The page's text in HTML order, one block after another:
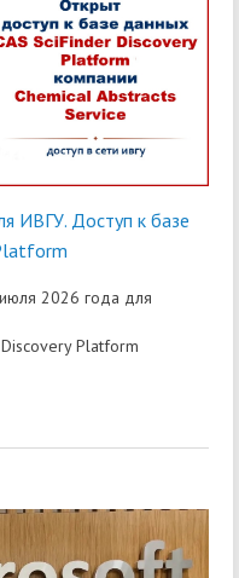
Доступ к базе
2026 года для
Platform